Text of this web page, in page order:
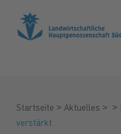
Startseite > Aktuelles > >
verstärkt